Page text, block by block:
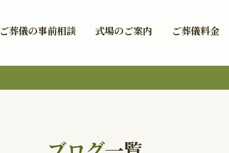
ご葬儀の事前相談 式場のご案内 ご葬儀料金